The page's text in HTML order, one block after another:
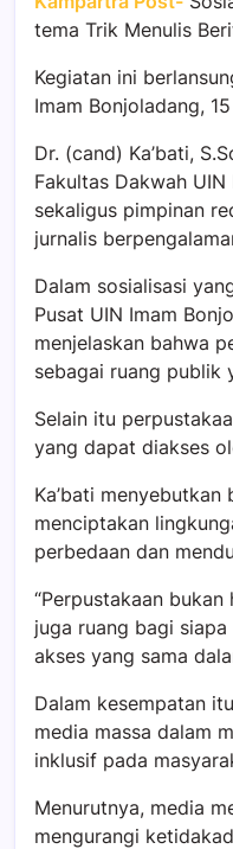
tema Trik Menulis
Kegiatan ini
Imam Bonjoladang,
Dr. (cand) Ka’bati,
Fakultas Dakwah
sekaligus pimpinan
jurnalis
Dalam sosialisasi
Pusat UIN Imam
menjelaskan bahwa
sebagai ruang publik
Selain itu
yang dapat diakses
Ka’bati
menciptakan
perbedaan dan
“Perpustakaan
juga ruang bagi
akses yang sama
Dalam kesempatan
media massa dalam
inklusif pada
Menurutnya, media
mengurangi